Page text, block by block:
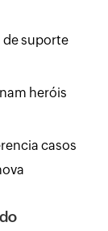
de suporte
heróis
casos